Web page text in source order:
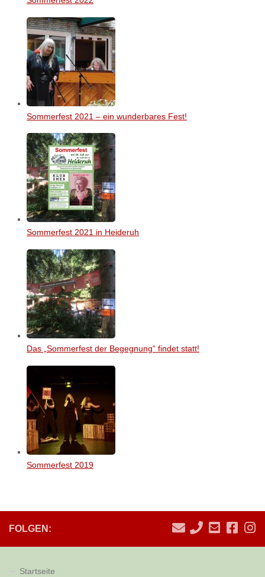
Sommerfest 2021 – ein wunderbares Fest!
Sommerfest 2021 in Heideruh
Das „Sommerfest der Begegnung“ findet statt!
Sommerfest 2019
FOLGEN:
Startseite